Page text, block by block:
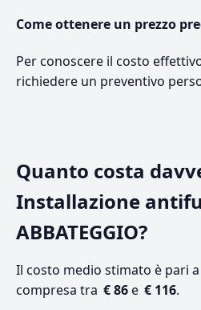
Come ottenere un prezzo
Per conoscere il costo
richiedere un preventivo
Quanto costa
Installazione
ABBATEGGIO?
Il costo medio stimato è pari a
compresa tra € 86e € 116.